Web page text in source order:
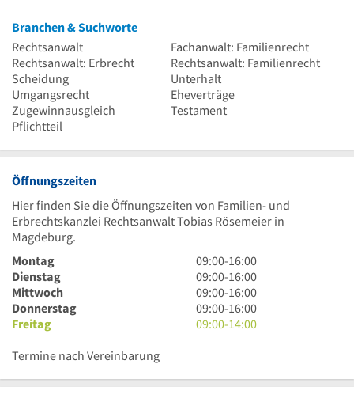
Branchen & Suchworte
Rechtsanwalt
Fachanwalt: Familienrecht
Rechtsanwalt: Erbrecht
Rechtsanwalt: Familienrecht
Scheidung
Unterhalt
Umgangsrecht
Eheverträge
Zugewinnausgleich
Testament
Pflichtteil
Öffnungszeiten
Hier finden Sie die Öffnungszeiten von Familien- und
Erbrechtskanzlei Rechtsanwalt Tobias Rösemeier in
Magdeburg.
Montag
9
Uhr
bis
16
Uhr
09:00-16:00
Dienstag
9
Uhr
bis
16
09:00-16:00
Mittwoch
9
Uhr
bis
09:00-16:00
Donnerstag
9
Uhr
09:00-16:00
Freitag
9
Uhr
09:00-14:00
Termine nach Vereinbarung